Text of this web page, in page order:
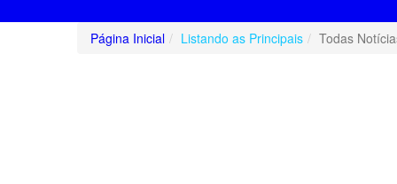
Página Inicial Listando as Principais Todas